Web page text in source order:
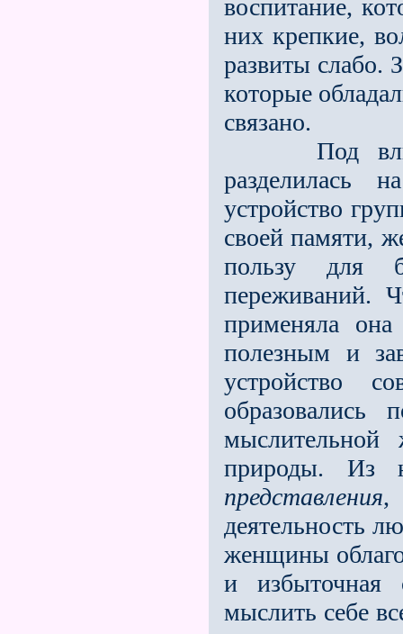
воспитание,
них крепкие,
развиты слабо.
которые
связано.
Под
разделилась
устройство
своей памяти,
пользу для
переживаний.
применяла
полезным и
устройство
мыслительной
природы. Из
представления,
деятельность
женщины
и
мыслить себе